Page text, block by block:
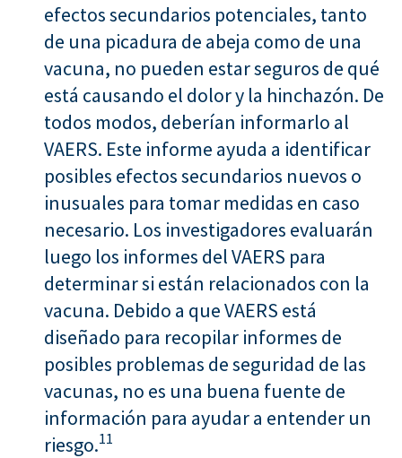
efectos secundarios potenciales, tanto
de una picadura de abeja como de una
vacuna, no pueden estar seguros de qué
está causando el dolor y la hinchazón. De
todos modos, deberían informarlo al
VAERS. Este informe ayuda a identificar
posibles efectos secundarios nuevos o
inusuales para tomar medidas en caso
necesario. Los investigadores evaluarán
luego los informes del VAERS para
determinar si están relacionados con la
vacuna. Debido a que VAERS está
diseñado para recopilar informes de
posibles problemas de seguridad de las
vacunas, no es una buena fuente de
información para ayudar a entender un
riesgo.11